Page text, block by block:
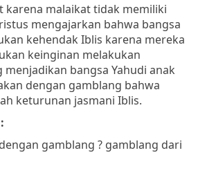
karena malaikat tidak memiliki
mengajarkan bahwa bangsa
kehendak Iblis karena mereka
keinginan melakukan
menjadikan bangsa Yahudi anak
dengan gamblang bahwa
keturunan jasmani Iblis.
gamblang ? gamblang dari